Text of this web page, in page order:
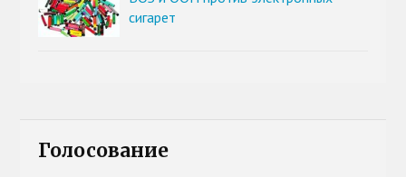
сигарет
Голосование